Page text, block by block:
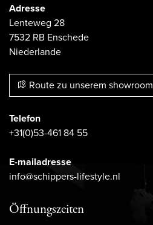
Adresse
Lenteweg 28
7532 RB Enschede
Niederlande
Route zu unserem showroom
Telefon
+31(0)53-461 84 55
E-mailadresse
info@schippers-lifestyle.nl
Öffnungszeiten